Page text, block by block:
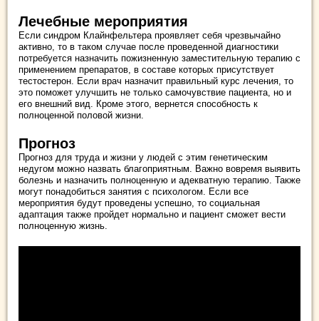
Лечебные мероприятия
Если синдром Клайнфельтера проявляет себя чрезвычайно
активно, то в таком случае после проведенной диагностики
потребуется назначить пожизненную заместительную терапию с
применением препаратов, в составе которых присутствует
тестостерон. Если врач назначит правильный курс лечения, то
это поможет улучшить не только самочувствие пациента, но и
его внешний вид. Кроме этого, вернется способность к
полноценной половой жизни.
Прогноз
Прогноз для труда и жизни у людей с этим генетическим
недугом можно назвать благоприятным. Важно вовремя выявить
болезнь и назначить полноценную и адекватную терапию. Также
могут понадобиться занятия с психологом. Если все
мероприятия будут проведены успешно, то социальная
адаптация также пройдет нормально и пациент сможет вести
полноценную жизнь.